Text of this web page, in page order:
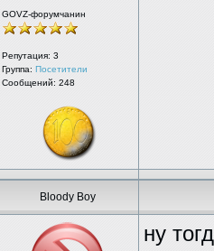
GOVZ-форумчанин
Репутация: 3
Группа: Посетители
Сообщений: 248
Bloody Boy
ну